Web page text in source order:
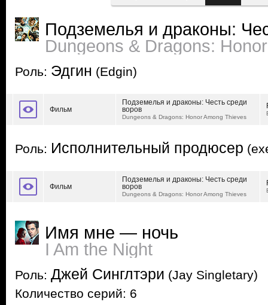
Подземелья и драконы:
Dungeons & Dragons:
Роль: Эдгин (Edgin)
Фильм
Подземелья и драконы: Честь среди
воров
Dungeons & Dragons: Honor Among Thieves
Роль: Исполнительный продюсер
Фильм
Подземелья и драконы: Честь среди
воров
Dungeons & Dragons: Honor Among Thieves
Имя мне — ночь
I Am the Night
Роль: Джей Синглтэри (Jay Singletary)
Количество серий: 6